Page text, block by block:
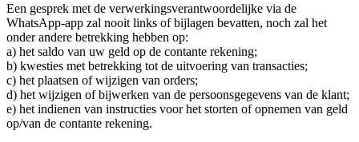
Een gesprek met de verwerkingsverantwoordelijke via de
WhatsApp-app zal nooit links of bijlagen bevatten, noch zal het
onder andere betrekking hebben op:
a) het saldo van uw geld op de contante rekening;
b) kwesties met betrekking tot de uitvoering van transacties;
c) het plaatsen of wijzigen van orders;
d) het wijzigen of bijwerken van de persoonsgegevens van de klant;
e) het indienen van instructies voor het storten of opnemen van geld
op/van de contante rekening.